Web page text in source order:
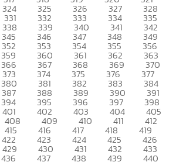
324 325 326 327 328
331 332 333 334 335
338 339 340 341 342
345 346 347 348 349
352 353 354 355 356
359 360 361 362 363
366 367 368 369 370
373 374 375 376 377
380 381 382 383 384
387 388 389 390 391
394 395 396 397 398
401 402 403 404 405
408 409 410 411 412
415 416 417 418 419
422 423 424 425 426
429 430 431 432 433
436 437 438 439 440